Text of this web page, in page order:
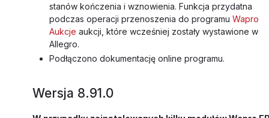
stanów kończenia i wznowienia. Funkcja przydatna
podczas operacji przenoszenia do programu Wapro
Aukcje aukcji, które wcześniej zostały wystawione w
Allegro.
Podłączono dokumentację online programu.
Wersja 8.91.0